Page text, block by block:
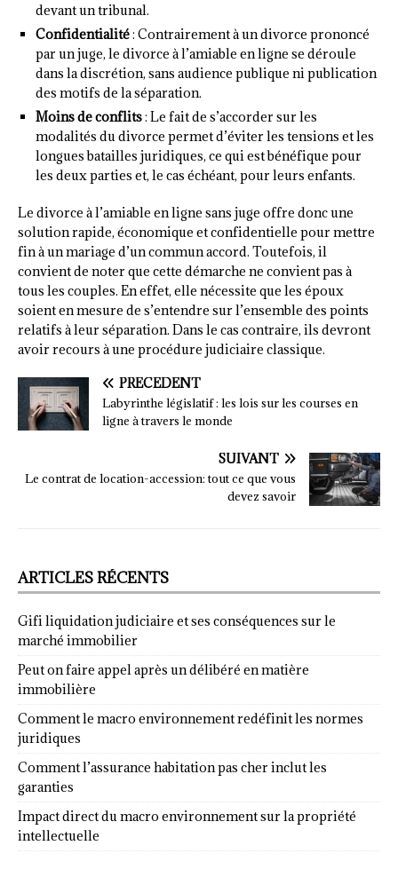
devant un tribunal.
Confidentialité: Contrairement à un divorce prononcé
par un juge, le divorce à l’amiable en ligne se déroule
dans la discrétion, sans audience publique ni publication
des motifs de la séparation.
Moins de conflits: Le fait de s’accorder sur les
modalités du divorce permet d’éviter les tensions et les
longues batailles juridiques, ce qui est bénéfique pour
les deux parties et, le cas échéant, pour leurs enfants.
Le divorce à l’amiable en ligne sans juge offre donc une
solution rapide, économique et confidentielle pour mettre
fin à un mariage d’un commun accord. Toutefois, il
convient de noter que cette démarche ne convient pas à
tous les couples. En effet, elle nécessite que les époux
soient en mesure de s’entendre sur l’ensemble des points
relatifs à leur séparation. Dans le cas contraire, ils devront
avoir recours à une procédure judiciaire classique.
PRÉCÉDENT
Labyrinthe législatif : les lois sur les courses en
ligne à travers le monde
SUIVANT
Le contrat de location-accession: tout ce que vous
devez savoir
ARTICLES RÉCENTS
Gifi liquidation judiciaire et ses conséquences sur le
marché immobilier
Peut on faire appel après un délibéré en matière
immobilière
Comment le macro environnement redéfinit les normes
juridiques
Comment l’assurance habitation pas cher inclut les
garanties
Impact direct du macro environnement sur la propriété
intellectuelle